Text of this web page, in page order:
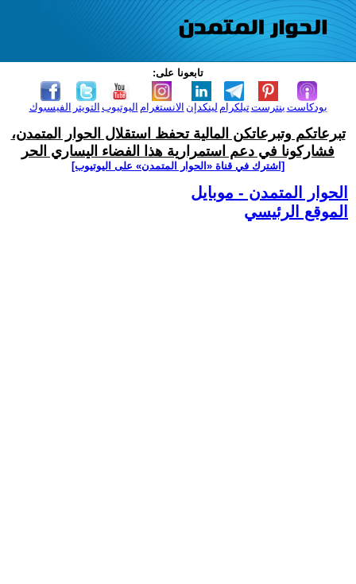
تابعونا على:
الفيسبوك التويتر اليوتيوب الانستغرام لينكدإن تيلكرامبنترست بودكاست
تبرعاتكم وتبرعاتكن المالية تحفظ استقلال الحوار المتمدن،
فشاركونا في دعم استمرارية هذا الفضاء اليساري الحر
[اشترك في قناة ‫«الحوار المتمدن» على اليوتيوب]
الحوار المتمدن - موبايل
الموقع الرئيسي